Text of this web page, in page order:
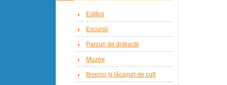
Edificii
Excursii
Parcuri de distractii
Muzee
Biserici și lăcașuri de cult